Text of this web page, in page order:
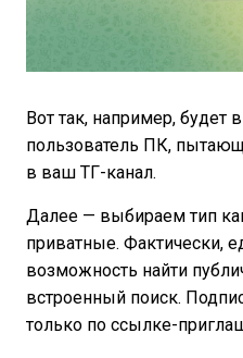
Вот так, например, будет
пользователь ПК,
в ваш ТГ-канал.
Далее — выбираем тип
приватные. Фактически,
возможность найти
встроенный поиск.
только по ссылке-